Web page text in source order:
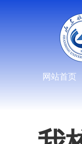
网站首页